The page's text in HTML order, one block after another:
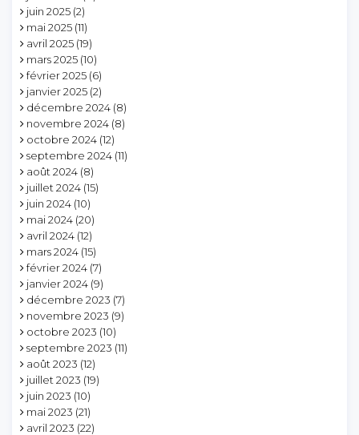
juin 2025 (2)
mai 2025 (11)
avril 2025 (19)
mars 2025 (10)
février 2025 (6)
janvier 2025 (2)
décembre 2024 (8)
novembre 2024 (8)
octobre 2024 (12)
septembre 2024 (11)
août 2024 (8)
juillet 2024 (15)
juin 2024 (10)
mai 2024 (20)
avril 2024 (12)
mars 2024 (15)
février 2024 (7)
janvier 2024 (9)
décembre 2023 (7)
novembre 2023 (9)
octobre 2023 (10)
septembre 2023 (11)
août 2023 (12)
juillet 2023 (19)
juin 2023 (10)
mai 2023 (21)
avril 2023 (22)